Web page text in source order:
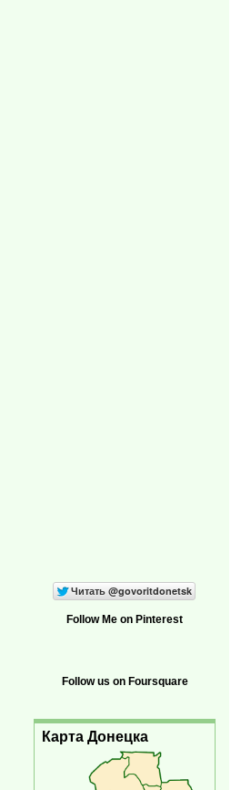
Follow Me on Pinterest
Follow us on Foursquare
Карта Донецка